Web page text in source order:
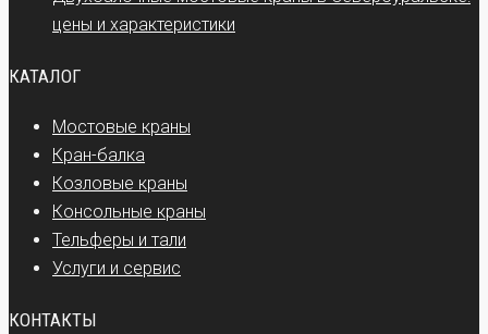
цены и характеристики
КАТАЛОГ
Мостовые краны
Кран-балка
Козловые краны
Консольные краны
Тельферы и тали
Услуги и сервис
КОНТАКТЫ